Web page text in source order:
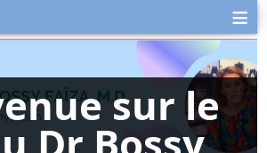
≡
sur le